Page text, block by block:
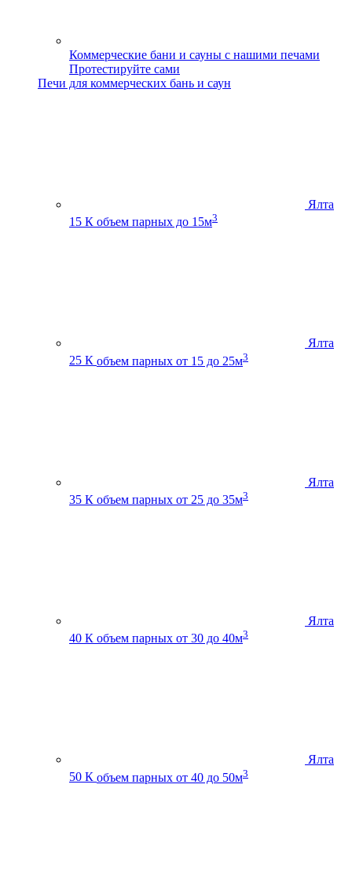
Коммерческие бани и сауны с нашими печами
Протестируйте сами
Печи для коммерческих бань и саун
Ялта
15 К объем парных до 15м3
Ялта
25 К объем парных от 15 до 25м3
Ялта
35 К объем парных от 25 до 35м3
Ялта
40 К объем парных от 30 до 40м3
Ялта
50 К объем парных от 40 до 50м3